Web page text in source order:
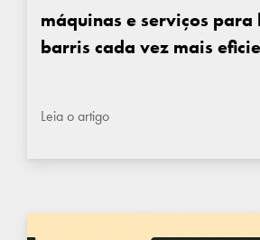
máquinas e serviços para
barris cada vez mais
Leia o artigo